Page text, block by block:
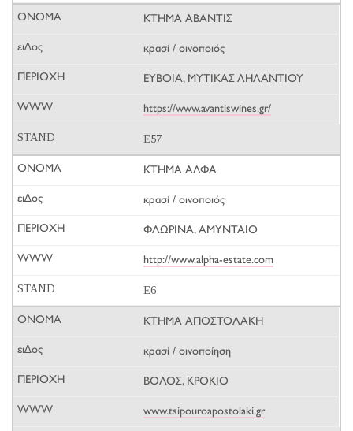
ΚΤΗΜΑ ΑΒΑΝΤΙΣ
κρασί / οινοποιός
ΕΥΒΟΙΑ, ΜΥΤΙΚΑΣ ΛΗΛΑΝΤΙΟΥ
https://www.avantiswines.gr/
E57
ΚΤΗΜΑ ΑΛΦΑ
κρασί / οινοποιός
ΦΛΩΡΙΝΑ, ΑΜΥΝΤΑΙΟ
http://www.alpha-estate.com
E6
ΚΤΗΜΑ ΑΠΟΣΤΟΛΑΚΗ
κρασί / οινοποίηση
ΒΟΛΟΣ, ΚΡΟΚΙΟ
www.tsipouroapostolaki.gr